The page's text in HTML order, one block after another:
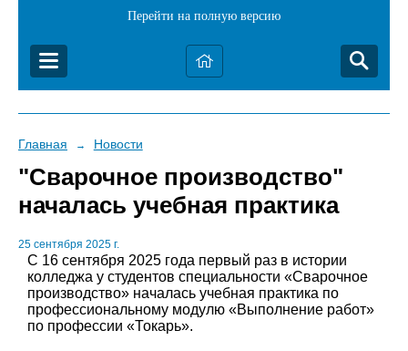
Перейти на полную версию
Главная → Новости
"Сварочное производство"
началась учебная практика
25 сентября 2025 г.
С 16 сентября 2025 года первый раз в истории
колледжа у студентов специальности «Сварочное
производство» началась учебная практика по
профессиональному модулю «Выполнение работ»
по профессии «Токарь».